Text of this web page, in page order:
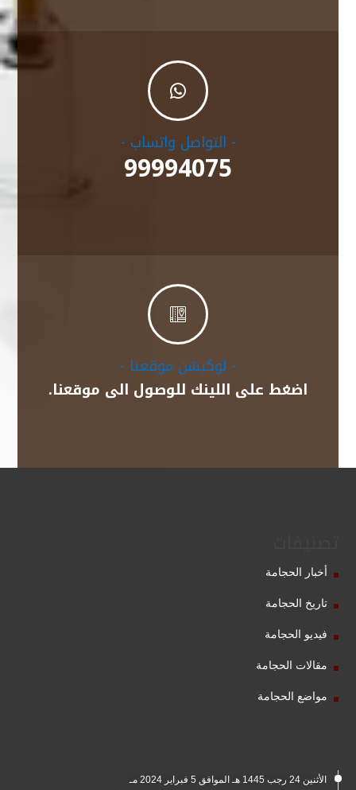

- التواصل واتساب -
99994075

- لوكيشن موقعنا -
اضغط على اللينك للوصول الى موقعنا.
أخبار الحجامة
تاريخ الحجامة
فيديو الحجامة
مقالات الحجامة
مواضع الحجامة
الأثنين 24 رجب 1445 هـ الموافق 5 فبراير 2024 مـ